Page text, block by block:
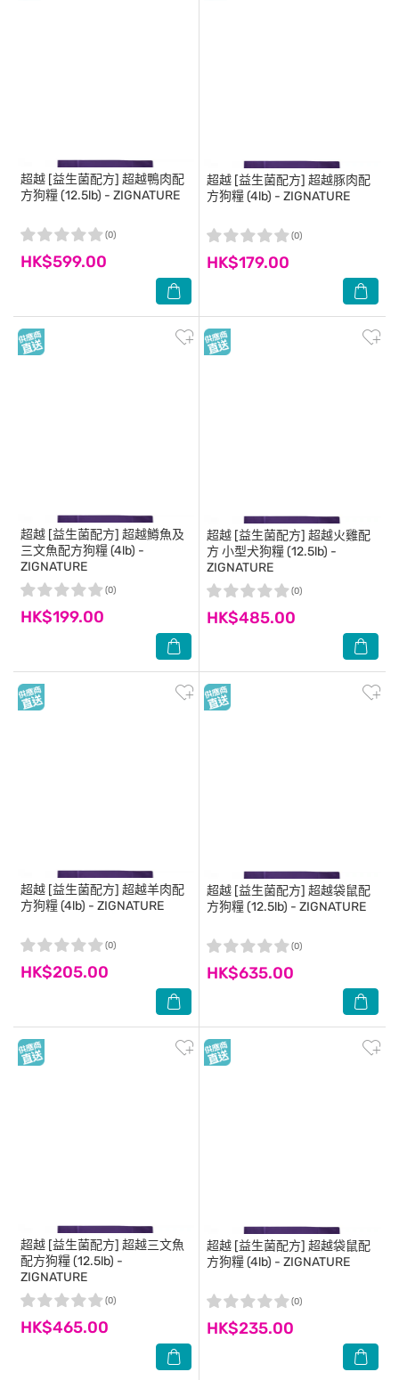
超越 [益生菌配方] 超越鴨肉配
方狗糧 (12.5lb) - ZIGNATURE
HK$599.00
(0)
超越 [益生菌配方] 超越豚肉配
方狗糧 (4lb) - ZIGNATURE
HK$179.00
(0)
超越 [益生菌配方] 超越鱒魚及
三文魚配方狗糧 (4lb) -
ZIGNATURE
HK$199.00
(0)
超越 [益生菌配方] 超越火雞配
方 小型犬狗糧 (12.5lb) -
ZIGNATURE
HK$485.00
(0)
超越 [益生菌配方] 超越羊肉配
方狗糧 (4lb) - ZIGNATURE
HK$205.00
(0)
超越 [益生菌配方] 超越袋鼠配
方狗糧 (12.5lb) - ZIGNATURE
HK$635.00
(0)
超越 [益生菌配方] 超越三文魚
配方狗糧 (12.5lb) -
ZIGNATURE
HK$465.00
(0)
超越 [益生菌配方] 超越袋鼠配
方狗糧 (4lb) - ZIGNATURE
HK$235.00
(0)